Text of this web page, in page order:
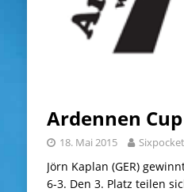
Ardennen
18. Mai 2015
Jörn Kaplan (GER)
6-3. Den 3. Platz teilen